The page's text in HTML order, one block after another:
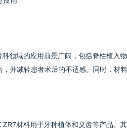
领域的应用前景广阔，包括脊柱植入
并减轻患者术后的不适感。同时，材
ZR7材料用于牙种植体和义齿等产品。